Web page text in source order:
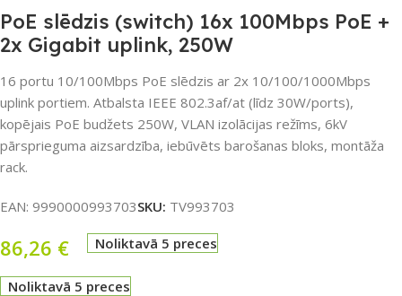
PoE slēdzis (switch) 16x 100Mbps PoE +
2x Gigabit uplink, 250W
16 portu 10/100Mbps PoE slēdzis ar 2x 10/100/1000Mbps
uplink portiem. Atbalsta IEEE 802.3af/at (līdz 30W/ports),
kopējais PoE budžets 250W, VLAN izolācijas režīms, 6kV
pārsprieguma aizsardzība, iebūvēts barošanas bloks, montāža
rack.
EAN: 9990000993703SKU: TV993703
86,26 € Noliktavā 5 preces
Noliktavā 5 preces